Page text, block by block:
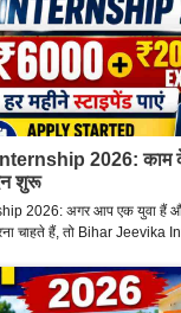
2026: काम
शुरू
2026: अगर आप एक युवा हैं
चाहते हैं, तो Bihar Jeevika